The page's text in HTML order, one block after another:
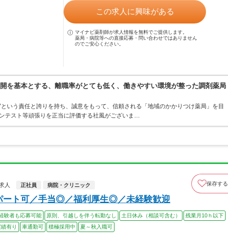
この求人に興味がある
マイナビ薬剤師が求人情報を無料でご提供します。
薬局・病院等への直接応募・問い合わせではありません
のでご安心ください。
を基本とする、離職率がとても低く、働きやすい環境が整った調剤薬局
いう責任と誇りを持ち、誠意をもって、信頼される「地域のかかりつけ薬局」を目
テスト等頑張りを正当に評価する社風がございま…
人
正社員 病院・クリニック 保存する
ート可／手当◎／福利厚生◎／未経験歓迎
験者も応募可能 原則、引越しを伴う転勤なし 土日休み（相談可含む）
残業月10ｈ以下
有り 車通勤可 積極採用中 夏～秋入職可